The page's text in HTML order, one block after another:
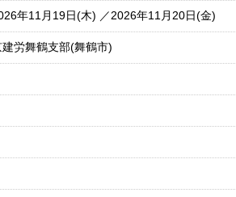
年11月19日(木) 2026年11月20日(金)
建労舞鶴支部(舞鶴市)